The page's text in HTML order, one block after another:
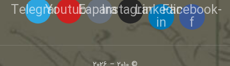
Facebook-
f
Linkedin-
in
Instagram
Eaparat
Youtube
Telegram